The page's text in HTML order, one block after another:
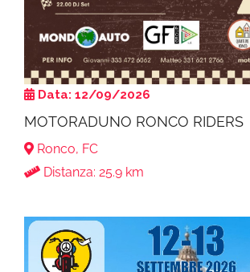
Data: 12/09/2026
MOTORADUNO RONCO RIDERS
Ronco, FC
Distanza: 25.9 km